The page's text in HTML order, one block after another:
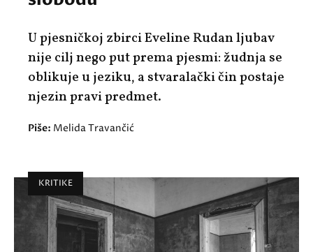
U pjesničkoj zbirci Eveline Rudan ljubav
nije cilj nego put prema pjesmi: žudnja se
oblikuje u jeziku, a stvaralački čin postaje
njezin pravi predmet.
Piše: Melida Travančić
KRITIKE